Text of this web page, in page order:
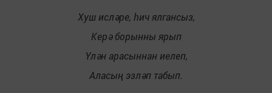
Хуш исләре, һич ялгансыз,
Керә борынны ярып
Үлән арасыннан иелеп,
Аласың эзләп табып.